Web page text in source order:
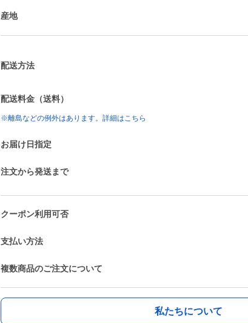
産地
配送方法
配送料金（送料）
※離島などの例外はあります。詳細はこちら
お届け日指定
注文から発送まで
クーポン利用可否
支払い方法
複数商品のご注文について
私たちについて